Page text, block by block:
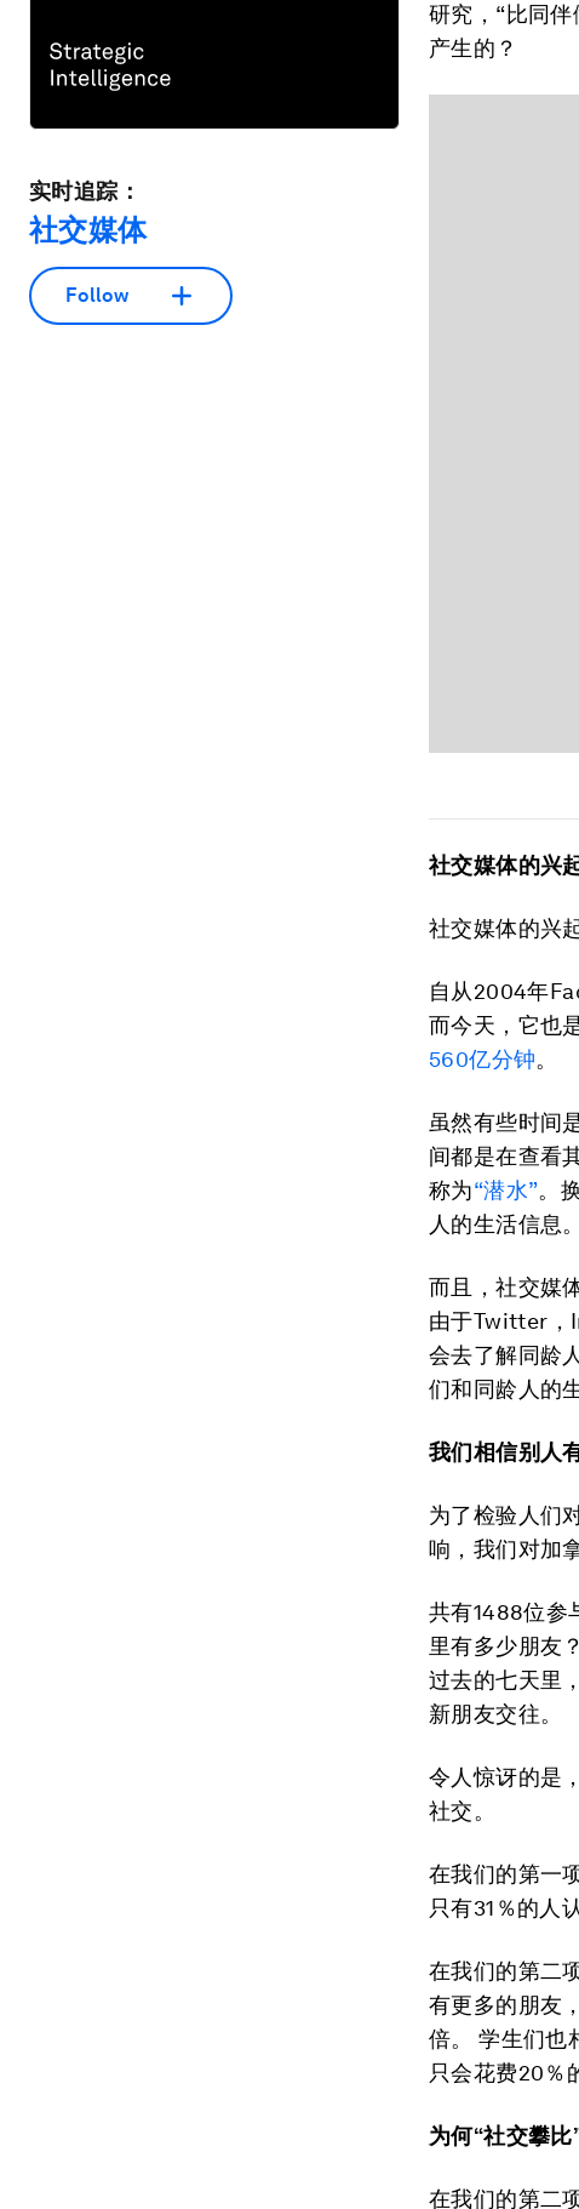
实时追踪：
社交媒体
Follow
研究，“比同
产生的？
社交媒体的兴
社交媒体的兴
自从2004年
而今天，它也
560亿分钟。
虽然有些时间
间都是在查看
称为“潜水”。
人的生活信息。
而且，社交媒
由于Twitter，
会去了解同龄
们和同龄人的
我们相信别人
为了检验人们
响，我们对加
共有1488位参
里有多少朋友
过去的七天里
新朋友交往。
令人惊讶的是
社交。
在我们的第一
只有31％的人
在我们的第二
有更多的朋友
倍。 学生们也
只会花费20％
为何“社交攀
在我们的第二